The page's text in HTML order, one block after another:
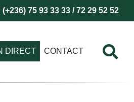
75 93 33 33 / 72 29 52 52
DIRECT CONTACT